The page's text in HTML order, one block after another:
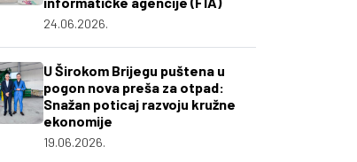
24.06.2026.
U Širokom Brijegu puštena u
pogon nova preša za otpad:
Snažan poticaj razvoju kružne
ekonomije
19.06.2026.